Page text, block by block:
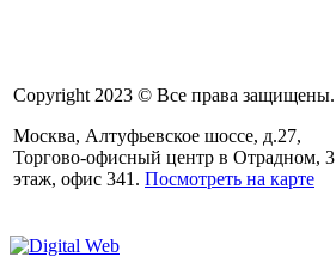
Copyright 2023 © Все права защищены.
Москва, Алтуфьевское шоссе, д.27,
Торгово-офисный центр в Отрадном, 3
этаж, офис 341. Посмотреть на карте